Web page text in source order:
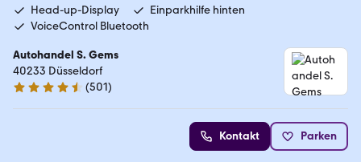
Head-up-Display
Einparkhilfe hinten
VoiceControl Bluetooth
Autohandel S. Gems
40233 Düsseldorf
4.4 Sterne
(501)
Kontakt Parken